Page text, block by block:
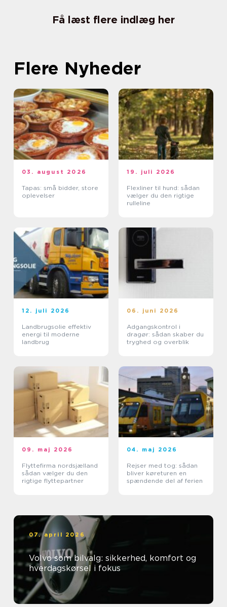
Få læst flere indlæg her
Flere Nyheder
03. august 2026
Tapas: små bidder, store
oplevelser
19. juli 2026
Flexliner til hund: sådan
vælger du den rigtige
rulleline
12. juli 2026
Landbrugsolie effektiv
energi til moderne
landbrug
06. juni 2026
Adgangskontrol i
dragør: sådan skaber du
tryghed og overblik
09. maj 2026
Flyttefirma nordsjælland
sådan vælger du den
rigtige flyttepartner
04. maj 2026
Rejser med tog: sådan
bliver køreturen en
spændende del af ferien
07. april 2026
Volvo som bilvalg: sikkerhed, komfort og
hverdagskørsel i fokus